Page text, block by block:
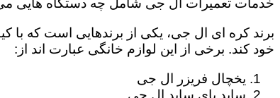
خدمات تعمیرات ال جی شامل چه دستگاه هایی
برند کره ای ال جی، یکی از برندهایی است که با
خود کند. برخی از این لوازم خانگی عبارت اند از:
یخچال فریزر ال جی